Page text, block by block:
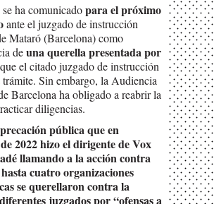
ha comunicadopara el próximo
ante el juzgado de instrucción
Mataró (Barcelona) como
deuna querella presentada por
que el citado juzgado de instrucción
Sin embargo, la Audiencia
Barcelona ha obligado a reabrir la
diligencias.
pública que en
2022 hizo el dirigente de Vox
llamando a la acción contra
cuatro organizaciones
se querellaron contra la
juzgados por “ofensas a